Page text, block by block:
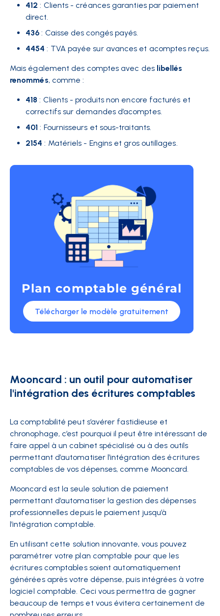
412 : Clients - créances garanties par paiement
direct.
436 : Caisse des congés payés.
4454 : TVA payée sur avances et acomptes reçus.
Mais également des comptes avec des libellés
renommés, comme :
418 : Clients - produits non encore facturés et
correctifs sur demandes d’acomptes.
401 : Fournisseurs et sous-traitants.
2154 : Matériels - Engins et gros outillages.
Plan comptable général
Télécharger le modèle gratuitement
Mooncard : un outil pour automatiser
l'intégration des écritures comptables
La comptabilité peut s’avérer fastidieuse et
chronophage, c’est pourquoi il peut être intéressant de
faire appel à un cabinet spécialisé ou à des outils
permettant d’automatiser l’intégration des écritures
comptables de vos dépenses, comme Mooncard.
Mooncard est la seule solution de paiement
permettant d’automatiser la gestion des dépenses
professionnelles depuis le paiement jusqu’à
l’intégration comptable.
En utilisant cette solution innovante, vous pouvez
paramétrer votre plan comptable pour que les
écritures comptables soient automatiquement
générées après votre dépense, puis intégrées à votre
logiciel comptable. Ceci vous permettra de gagner
beaucoup de temps et vous évitera certainement de